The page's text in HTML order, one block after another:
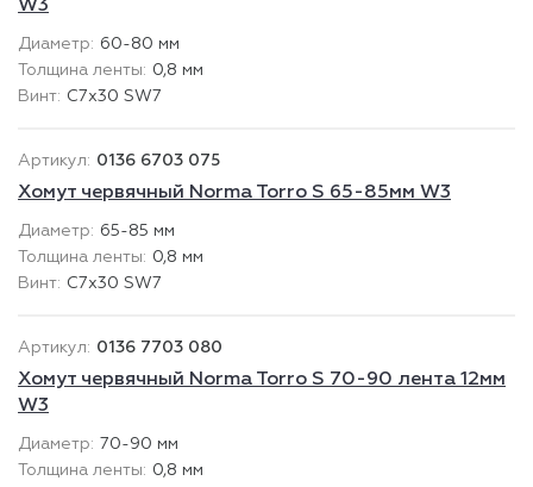
W3
60-80 мм
0,8 мм
C7x30 SW7
0136 6703 075
Хомут червячный Norma Torro S 65-85мм W3
65-85 мм
0,8 мм
C7x30 SW7
0136 7703 080
Хомут червячный Norma Torro S 70-90 лента 12мм
W3
70-90 мм
0,8 мм